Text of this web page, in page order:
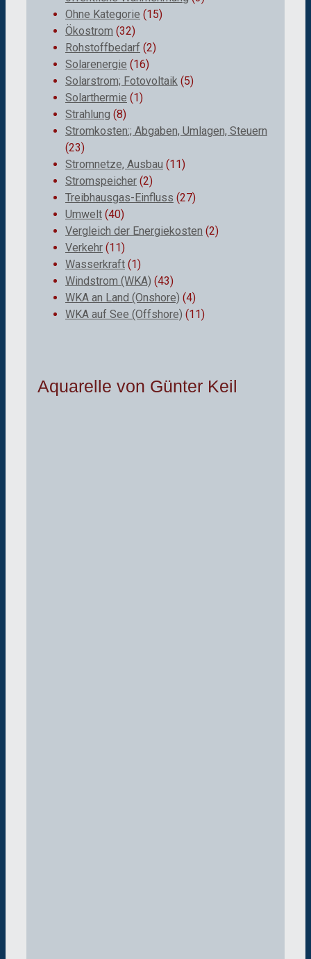
Ohne Kategorie (15)
Ökostrom (32)
Rohstoffbedarf (2)
Solarenergie (16)
Solarstrom; Fotovoltaik (5)
Solarthermie (1)
Strahlung (8)
Stromkosten:; Abgaben, Umlagen, Steuern
(23)
Stromnetze, Ausbau (11)
Stromspeicher (2)
Treibhausgas-Einfluss (27)
Umwelt (40)
Vergleich der Energiekosten (2)
Verkehr (11)
Wasserkraft (1)
Windstrom (WKA) (43)
WKA an Land (Onshore) (4)
WKA auf See (Offshore) (11)
Aquarelle von Günter Keil